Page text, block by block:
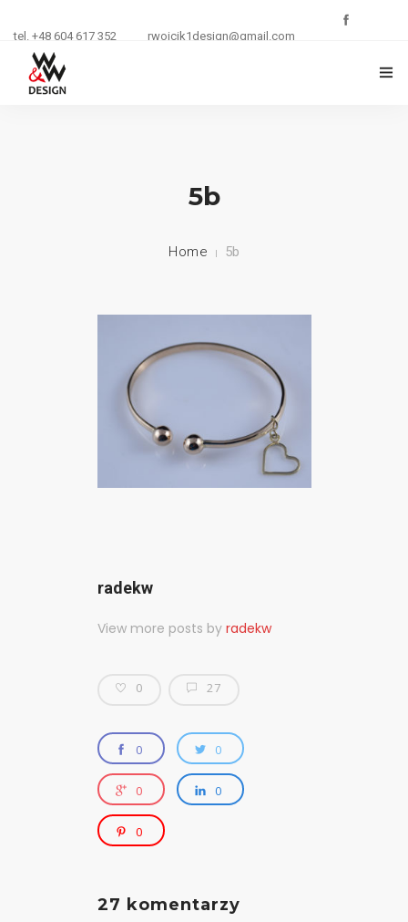
tel. +48 604 617 352 rwojcik1design@gmail.com
5b
Home 5b
radekw
View more posts by radekw
0 27
0 0
0 0
0
27 komentarzy